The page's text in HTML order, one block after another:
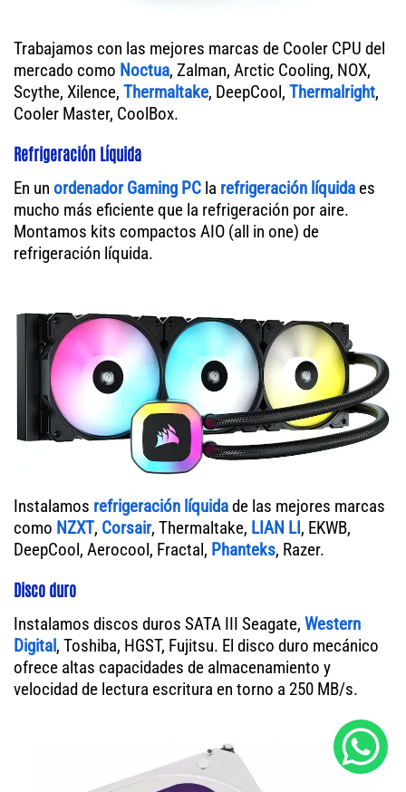
Trabajamos con las mejores marcas de Cooler CPU del
mercado como Noctua, Zalman, Arctic Cooling, NOX,
Scythe, Xilence, Thermaltake, DeepCool, Thermalright,
Cooler Master, CoolBox.
Refrigeración Líquida
En un ordenador Gaming PC la refrigeración líquida es
mucho más eficiente que la refrigeración por aire.
Montamos kits compactos AIO (all in one) de
refrigeración líquida.
Instalamos refrigeración líquidade las mejores marcas
como NZXT, Corsair, Thermaltake, LIAN LI, EKWB,
DeepCool, Aerocool, Fractal, Phanteks, Razer.
Disco duro
Instalamos discos duros SATA III Seagate, Western
Digital, Toshiba, HGST, Fujitsu. El disco duro mecánico
ofrece altas capacidades de almacenamiento y
velocidad de lectura escritura en torno a 250 MB/s.